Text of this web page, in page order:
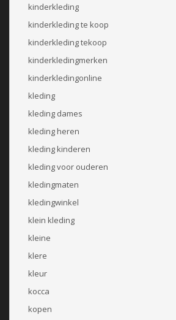
kinderkleding
kinderkleding te koop
kinderkleding tekoop
kinderkledingmerken
kinderkledingonline
kleding
kleding dames
kleding heren
kleding kinderen
kleding voor ouderen
kledingmaten
kledingwinkel
klein kleding
kleine
klere
kleur
kocca
kopen